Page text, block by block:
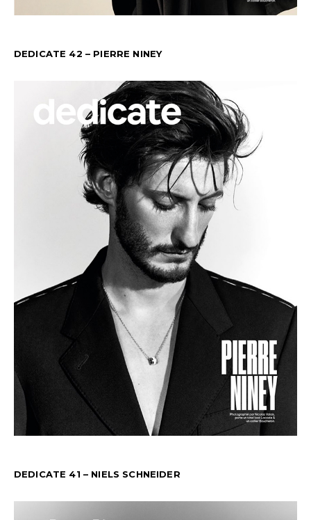
DEDICATE 42 – PIERRE NINEY
DEDICATE 41 – NIELS SCHNEIDER